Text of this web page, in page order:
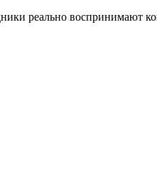
реально воспринимают